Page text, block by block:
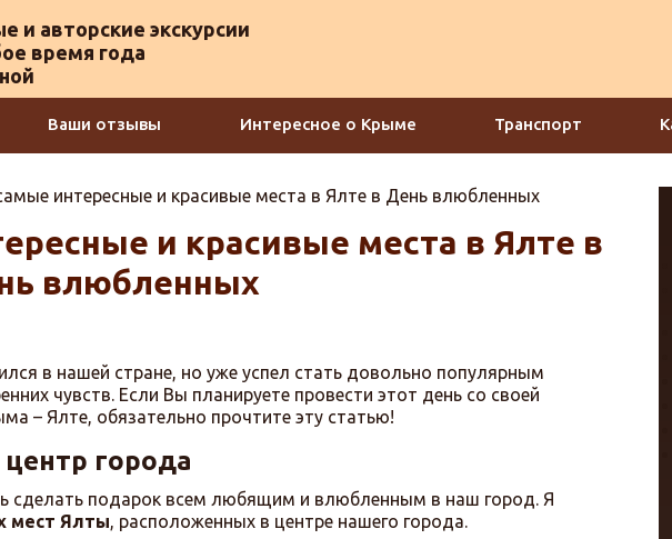
и авторские экскурсии
время года
Ваши отзывы Интересное о Крыме Транспорт
интересные и красивые места в Ялте в День влюбленных
и красивые места в Ялте в
влюбленных
в нашей стране, но уже успел стать довольно популярным
чувств. Если Вы планируете провести этот день со своей
– Ялте, обязательно прочтите эту статью!
города
сделать подарок всем любящим и влюбленным в наш город. Я
мест Ялты, расположенных в центре нашего города.